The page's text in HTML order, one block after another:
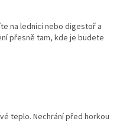
na lednici nebo digestoř a
přesně tam, kde je budete
teplo. Nechrání před horkou